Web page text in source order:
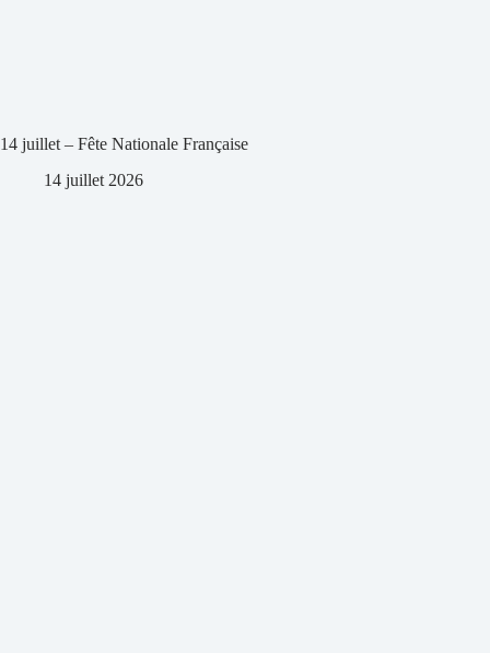
14 juillet – Fête Nationale Française
14 juillet 2026